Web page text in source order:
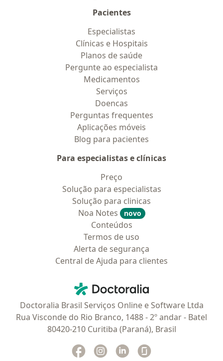
Pacientes
Especialistas
Clínicas e Hospitais
Planos de saúde
Pergunte ao especialista
Medicamentos
Serviços
Doencas
Perguntas frequentes
Aplicações móveis
Blog para pacientes
Para especialistas e clínicas
Preço
Solução para especialistas
Solução para clinicas
Noa Notes
novo
Conteúdos
Termos de uso
Alerta de segurança
Central de Ajuda para clientes
Doctoralia - Homepage
Doctoralia Brasil Serviços Online e Software Ltda
Rua Visconde do Rio Branco, 1488 - 2º andar - Batel
80420-210 Curitiba (Paraná), Brasil
Facebook
abre num novo separador
Instagram
abre num novo separador
Linkedin
abre num novo